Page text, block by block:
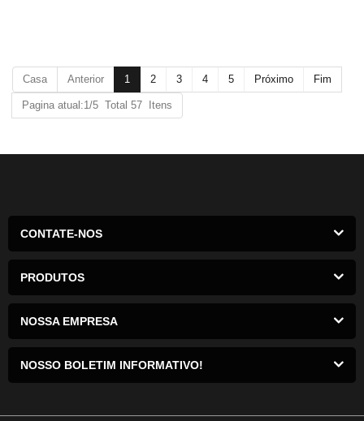
Casa Anterior 1 2 3 4 5 Próximo Fim
Pagina atual:1/5 Total 57 Itens
CONTATE-NOS
PRODUTOS
NOSSA EMPRESA
NOSSO BOLETIM INFORMATIVO!